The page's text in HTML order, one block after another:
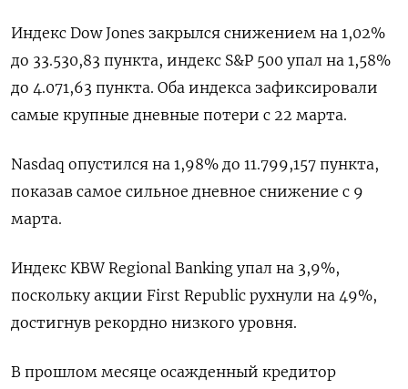
Индекс Dow Jones закрылся снижением на 1,02%
до 33.530,83 пункта, индекс S&P 500 упал на 1,58%
до 4.071,63 пункта​. Оба индекса зафиксировали
самые крупные дневные потери с 22 марта.
​Nasdaq опустился на 1,98% до 11.799,157 пункта​,
показав самое сильное дневное снижение с 9
марта.
Индекс KBW Regional Banking упал на 3,9%,
поскольку акции First Republic рухнули на 49%,
достигнув рекордно низкого уровня.
В прошлом месяце осажденный кредитор